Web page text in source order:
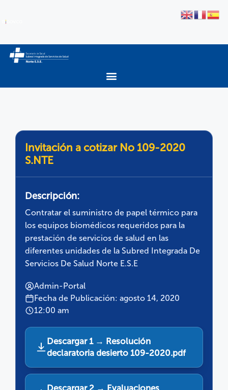
Invitación a cotizar No 109-2020
S.NTE
Descripción:
Contratar el suministro de papel térmico para
los equipos biomédicos requeridos para la
prestación de servicios de salud en las
diferentes unidades de la Subred Integrada De
Servicios De Salud Norte E.S.E
Admin-Portal
Fecha de Publicación: agosto 14, 2020
12:00 am
Descargar 1 → Resolución
declaratoria desierto 109-2020.pdf
Descargar 2 → Evaluaciones